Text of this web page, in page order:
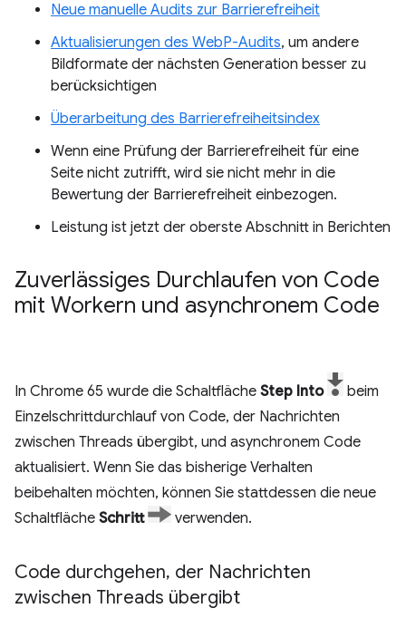
Neue manuelle Audits zur Barrierefreiheit
Aktualisierungen des WebP-Audits, um andere
Bildformate der nächsten Generation besser zu
berücksichtigen
Überarbeitung des Barrierefreiheitsindex
Wenn eine Prüfung der Barrierefreiheit für eine
Seite nicht zutrifft, wird sie nicht mehr in die
Bewertung der Barrierefreiheit einbezogen.
Leistung ist jetzt der oberste Abschnitt in Berichten
Zuverlässiges Durchlaufen von Code
mit Workern und asynchronem Code
In Chrome 65 wurde die Schaltfläche Step Into
beim
Einzelschrittdurchlauf von Code, der Nachrichten
zwischen Threads übergibt, und asynchronem Code
aktualisiert. Wenn Sie das bisherige Verhalten
beibehalten möchten, können Sie stattdessen die neue
Schaltfläche Schritt verwenden.
Code durchgehen, der Nachrichten
zwischen Threads übergibt